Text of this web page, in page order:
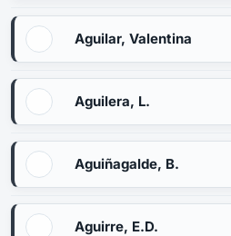
Aguilar, Valentina
Aguilera, L.
Aguiñagalde, B.
Aguirre, E.D.